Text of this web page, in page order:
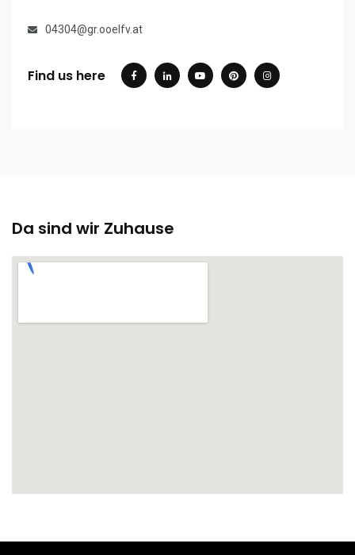
04304@gr.ooelfv.at
Find us here
Da sind wir Zuhause